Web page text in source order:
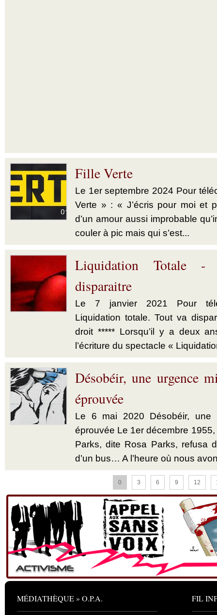
Fille Verte
Le 1er septembre 2024 Pour
Verte » : « J’écris pour moi et
d’un amour aussi improbable
couler à pic mais qui s’est...
Liquidation Totale
disparaitre
Le 7 janvier 2021 Pour
Liquidation totale. Tout va
droit ***** Lorsqu’il y a deux
l’écriture du spectacle «
Désobéir, une urgence
éprouvée
Le 6 mai 2020 Désobéir, une
éprouvée Le 1er décembre
Parks, dite Rosa Parks, refusa
d’un bus… A l’heure où nous
0 3 6 9 12
MÉDIATHÈQUE » O.P.A. FIL